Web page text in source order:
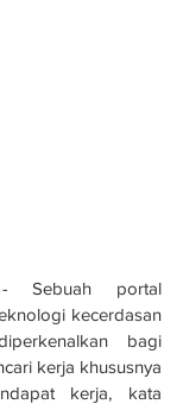
Sebuah portal
kecerdasan
bagi
kerja khususnya
kerja, kata